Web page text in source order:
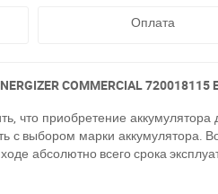
Оплата
COMMERCIAL 720018115
что приобретение
с выбором марки аккумулятора.
абсолютно всего срока